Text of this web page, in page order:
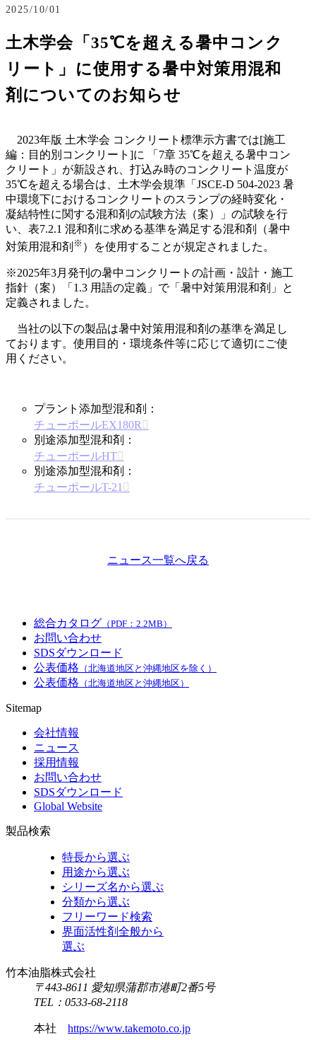
2025/10/01
土木学会「35℃を超える暑中コンク
リート」に使用する暑中対策用混和
剤についてのお知らせ
2023年版 土木学会 コンクリート標準示方書では[施工
編：目的別コンクリート]に 「7章 35℃を超える暑中コン
クリート」が新設され、打込み時のコンクリート温度が
35℃を超える場合は、土木学会規準「JSCE-D 504-2023 暑
中環境下におけるコンクリートのスランプの経時変化・
凝結特性に関する混和剤の試験方法（案）」の試験を行
い、表7.2.1 混和剤に求める基準を満足する混和剤（暑中
対策用混和剤 ※ ）を使用することが規定されました。
※2025年3月発刊の暑中コンクリートの計画・設計・施工
指針（案）「1.3 用語の定義」で「暑中対策用混和剤」と
定義されました。
当社の以下の製品は暑中対策用混和剤の基準を満足し
ております。使用目的・環境条件等に応じて適切にご使
用ください。
プラント添加型混和剤：
チューポールEX180R
別途添加型混和剤：
チューポールHT
別途添加型混和剤：
チューポールT-21
ニュース一覧へ戻る
総合カタログ （PDF：2.2MB）
お問い合わせ
SDSダウンロード
公表価格 （北海道地区と沖縄地区を除く）
公表価格 （北海道地区と沖縄地区）
Sitemap
会社情報
ニュース
採用情報
お問い合わせ
SDSダウンロード
Global Website
製品検索
特長から選ぶ
用途から選ぶ
シリーズ名から選ぶ
分類から選ぶ
フリーワード検索
界面活性剤全般から
選ぶ
竹本油脂株式会社
〒443-8611 愛知県蒲郡市港町2番5号
TEL： 0533-68-2118
本社 https://www.takemoto.co.jp